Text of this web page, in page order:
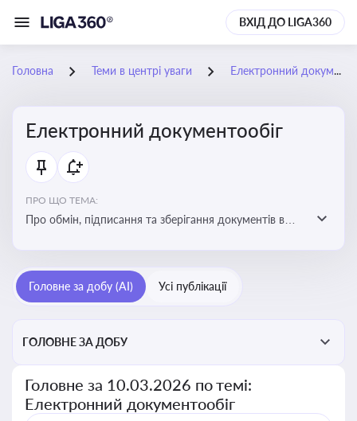
ВХІД ДО LIGA360
Головна Теми в центрі уваги Електронний документообіг
Електронний документообіг
ПРО ЩО ТЕМА:
Про обмін, підписання та зберігання документів в
Головне за добу (AI) Усі публікації
ГОЛОВНЕ ЗА ДОБУ
Головне за 10.03.2026 по темі:
Електронний документообіг